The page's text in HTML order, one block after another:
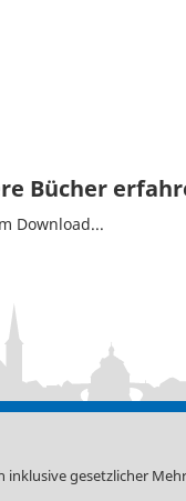
Bücher
Download...
inklusive gesetzlicher